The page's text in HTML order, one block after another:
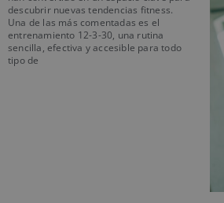
descubrir nuevas tendencias fitness.
Una de las más comentadas es el
entrenamiento 12-3-30, una rutina
sencilla, efectiva y accesible para todo
tipo de